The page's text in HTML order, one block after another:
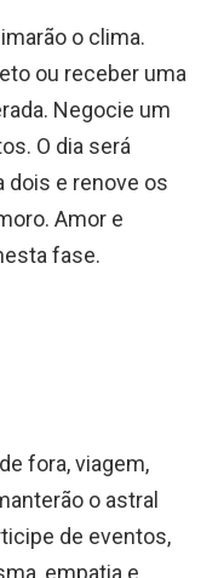
o clima.
ou receber uma
Negocie um
O dia será
dois e renove os
Amor e
fase.
fora, viagem,
o astral
de eventos,
empatia e